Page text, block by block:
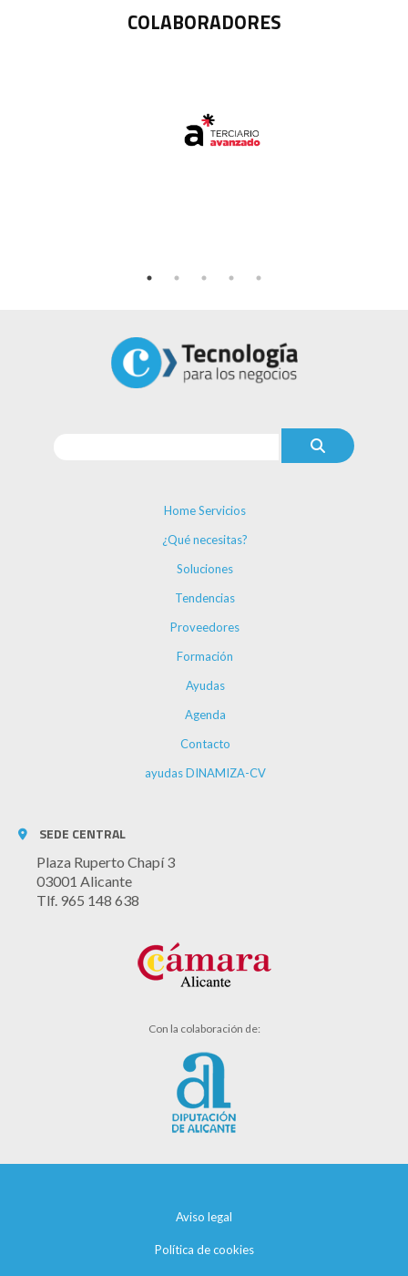
COLABORADORES
Home Servicios
¿Qué necesitas?
Soluciones
Tendencias
Proveedores
Formación
Ayudas
Agenda
Contacto
ayudas DINAMIZA-CV
SEDE CENTRAL
Plaza Ruperto Chapí 3
03001 Alicante
Tlf. 965 148 638
Con la colaboración de:
Aviso legal
Política de cookies